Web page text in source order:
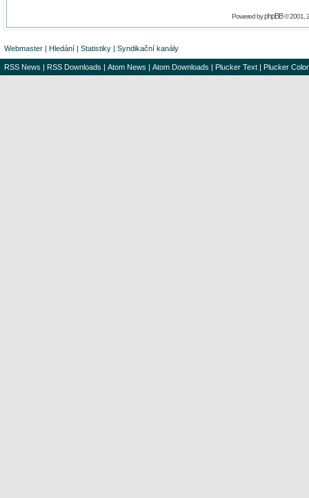
Powered byphpBB© 2001,
Webmaster | Hledání | Statistiky | Syndikační kanály
RSS News | RSS Downloads | Atom News | Atom Downloads | Plucker Text | Plucker Color